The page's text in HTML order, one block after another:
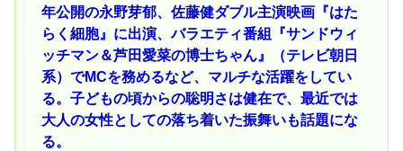
年公開の永野芽郁、佐藤健ダブル主演映画『はた
らく細胞』に出演、バラエティ番組『サンドウィ
ッチマン＆芦田愛菜の博士ちゃん』（テレビ朝日
系）でMCを務めるなど、マルチな活躍をしてい
る。子どもの頃からの聡明さは健在で、最近では
大人の女性としての落ち着いた振舞いも話題にな
る。